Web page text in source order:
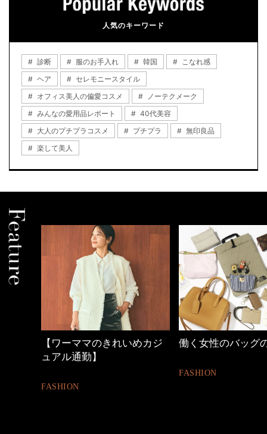
人気のキーワード
診断 服のお手入れ 韓国
こなれ感
ヘア
セレモニースタイル
オフィス美人の偏愛コスメ
ノーテクメーク
みんなの愛用品レポート
40代美容
大人のプチプラコスメ
プチプラ
無印良品
楽して美人
働く女性のバッグの中身 40代の小顔メイク
BEAUTY